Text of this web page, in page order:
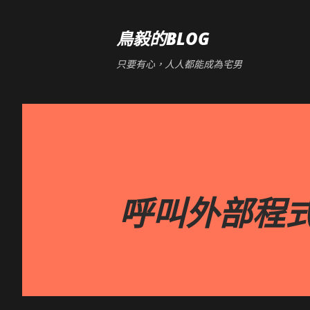
鳥毅的BLOG
只要有心，人人都能成為宅男
呼叫外部程